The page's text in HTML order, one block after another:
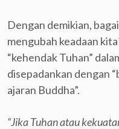
Dengan demikian,
mengubah keadaan
“kehendak Tuhan”
disepadankan dengan
ajaran Buddha”.
“Jika Tuhan atau